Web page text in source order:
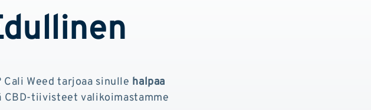
Weed tarjoaa sinulle halpaa
CBD-tiivisteet valikoimastamme